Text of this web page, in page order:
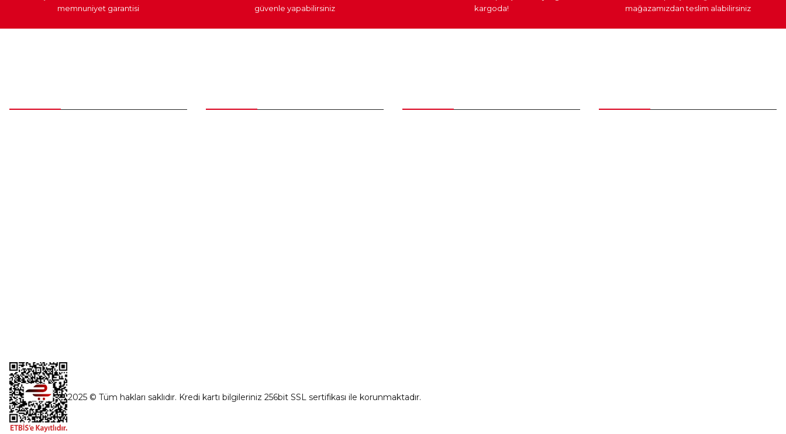
memnuniyet garantisi
güvenle yapabilirsiniz
kargoda!
mağazamızdan teslim alabilirsiniz
2025 © Tüm hakları saklıdır. Kredi kartı bilgileriniz 256bit SSL sertifikası ile korunmaktadır.